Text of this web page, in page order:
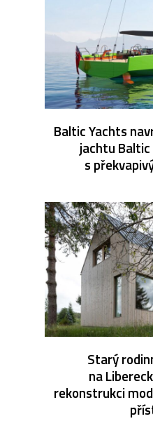
Baltic Yachts
jachtu
s
Starý
na
rekonstrukci